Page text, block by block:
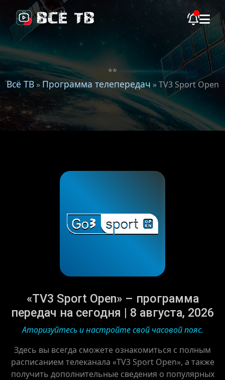
**
Всё ТВ»Программа телепередач » TV3 Sport Open
«TV3 Sport Open» – программа
передач на сегодня | 8 августа, 2026
Аторизуйтесь и настройте свой часовой пояс.
Здесь вы всегда сможете ознакомиться с полным
расписанием телеканала «TV3 Sport Open», а также
получить дополнительные сведения о популярных